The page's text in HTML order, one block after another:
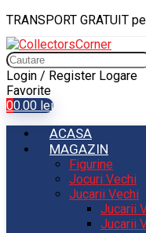
TRANSPORT GRATUIT
Login / Register Logare
Favorite
00.00 lei
ACASA
MAGAZIN
Figurine
Jocuri Vechi
Jucarii Vechi
Jucarii
Jucarii